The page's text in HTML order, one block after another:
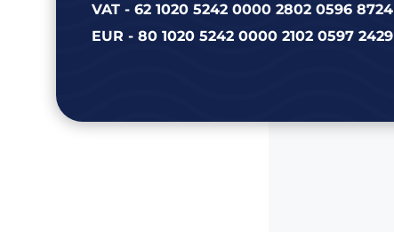
VAT - 62 1020 5242 0000 2802 0596 8724
EUR - 80 1020 5242 0000 2102 0597 2429